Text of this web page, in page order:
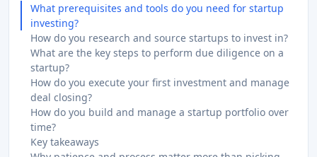
What prerequisites and tools do you need for startup
investing?
How do you research and source startups to invest in?
What are the key steps to perform due diligence on a
startup?
How do you execute your first investment and manage
deal closing?
How do you build and manage a startup portfolio over
time?
Key takeaways